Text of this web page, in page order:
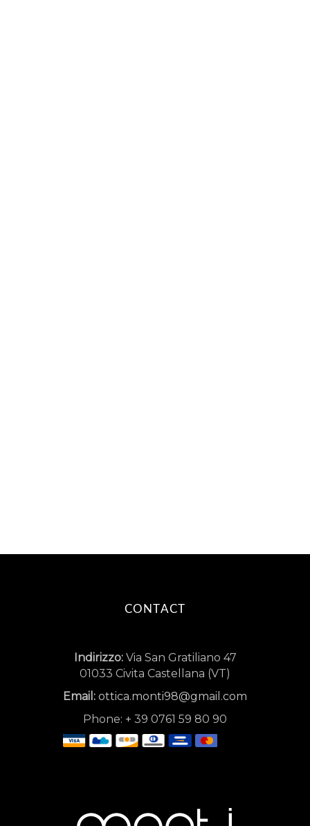
CONTACT
Indirizzo:Via San Gratiliano 47
01033 Civita Castellana (VT)
Email: ottica.monti98@gmail.com
Phone: + 39 0761 59 80 90